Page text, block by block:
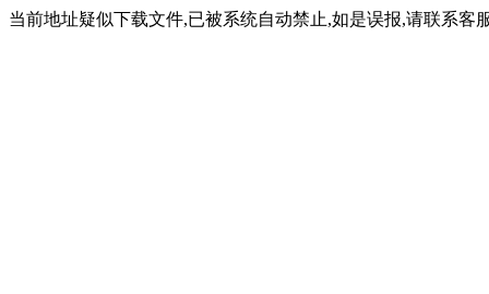
当前地址疑似下载文件,已被系统自动禁止,如是误报,请联系客